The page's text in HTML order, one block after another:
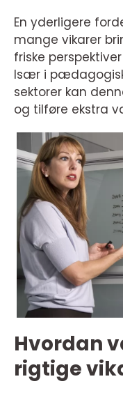
En yderligere
mange vikarer
friske
Især i
sektorer kan
og tilføre ekstra
Hvordan
rigtige